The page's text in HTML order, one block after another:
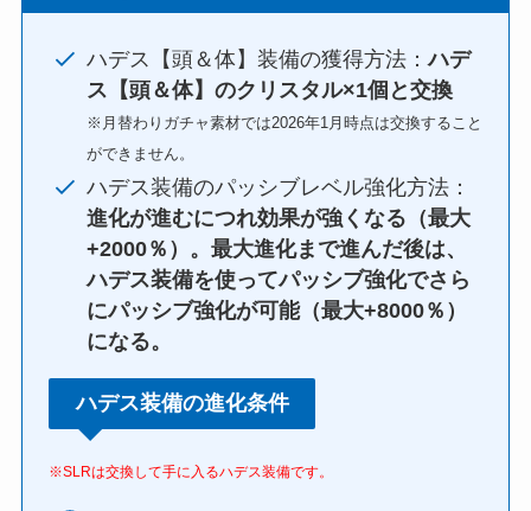
ハデス【頭＆体】装備の獲得方法：ハデ
ス【頭＆体】のクリスタル×1個と交換
※月替わりガチャ素材では2026年1月時点は交換すること
ができません。
ハデス装備のパッシブレベル強化方法：
進化が進むにつれ効果が強くなる（最大
+2000％）。最大進化まで進んだ後は、
ハデス装備を使ってパッシブ強化でさら
にパッシブ強化が可能（最大+8000％）
になる。
ハデス装備の進化条件
※SLRは交換して手に入るハデス装備です。